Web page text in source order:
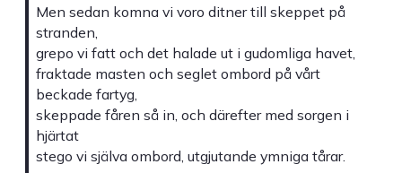
Men sedan komna vi voro ditner till skeppet på
stranden,
grepo vi fatt och det halade ut i gudomliga havet,
fraktade masten och seglet ombord på vårt
beckade fartyg,
skeppade fåren så in, och därefter med sorgen i
hjärtat
stego vi själva ombord, utgjutande ymniga tårar.